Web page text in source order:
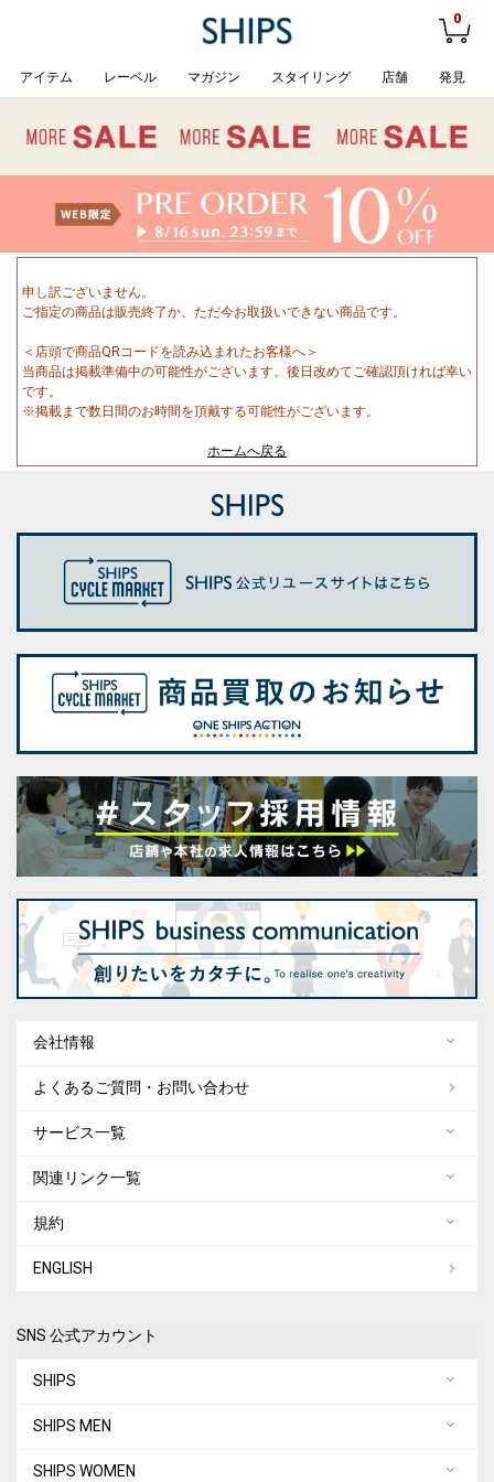
0
アイテム レーベル マガジン スタイリング 店舗 発見
申し訳ございません。
ご指定の商品は販売終了か、ただ今お取扱いできない商品です。
＜店頭で商品QRコードを読み込まれたお客様へ＞
当商品は掲載準備中の可能性がございます。後日改めてご確認頂ければ幸い
です。
※掲載まで数日間のお時間を頂戴する可能性がございます。
ホームへ戻る
会社情報
よくあるご質問・お問い合わせ
サービス一覧
関連リンク一覧
規約
ENGLISH
SNS 公式アカウント
SHIPS
SHIPS MEN
SHIPS WOMEN